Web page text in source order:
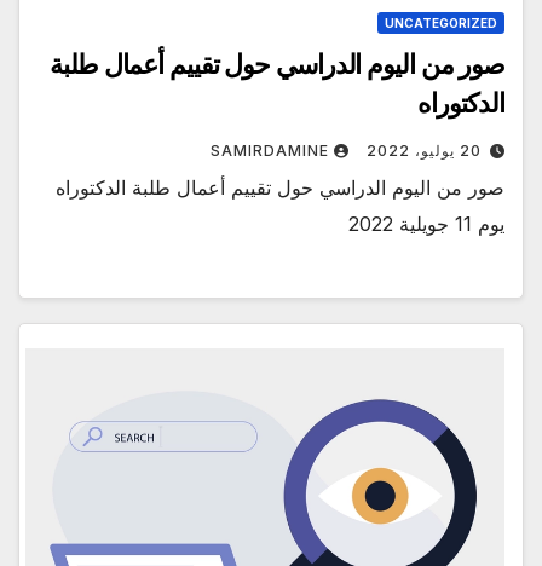
UNCATEGORIZED
صور من اليوم الدراسي حول تقييم أعمال طلبة
الدكتوراه
20 يوليو، 2022 SAMIRDAMINE
صور من اليوم الدراسي حول تقييم أعمال طلبة الدكتوراه
يوم 11 جويلية 2022